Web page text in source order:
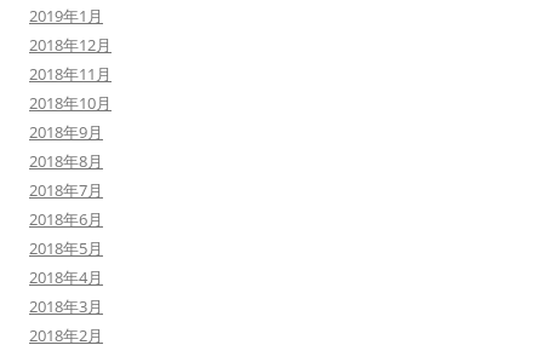
2019年1月
2018年12月
2018年11月
2018年10月
2018年9月
2018年8月
2018年7月
2018年6月
2018年5月
2018年4月
2018年3月
2018年2月